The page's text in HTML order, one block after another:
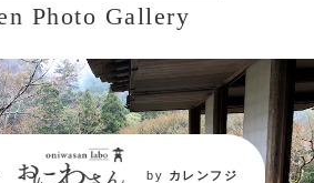
Photo Gallery
by カレンフジ